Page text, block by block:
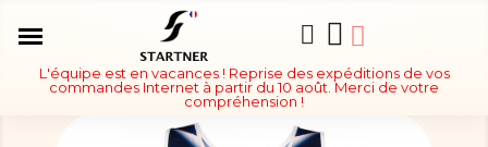
L'équipe est en vacances ! Reprise des expéditions de vos
commandes Internet à partir du 10 août. Merci de votre
compréhension !